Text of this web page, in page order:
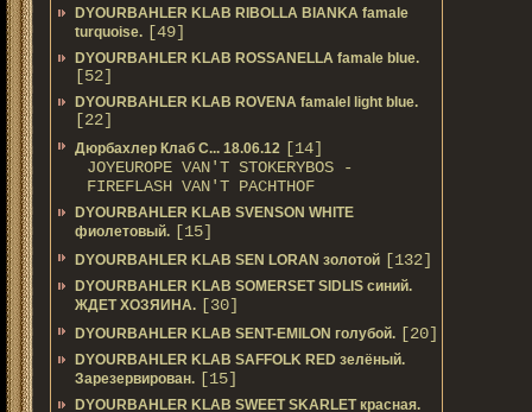
DYOURBAHLER KLAB RIBOLLA BIANKA famale
turquoise. [49]
DYOURBAHLER KLAB ROSSANELLA famale blue.
[52]
DYOURBAHLER KLAB ROVENA famalel light blue.
[22]
Дюрбахлер Клаб C... 18.06.12 [14]
JOYEUROPE VAN'T STOKERYBOS -
FIREFLASH VAN'T PACHTHOF
DYOURBAHLER KLAB SVENSON WHITE
фиолетовый. [15]
DYOURBAHLER KLAB SEN LORAN золотой [132]
DYOURBAHLER KLAB SOMERSET SIDLIS синий.
ЖДЕТ ХОЗЯИНА. [30]
DYOURBAHLER KLAB SENT-EMILON голубой. [20]
DYOURBAHLER KLAB SAFFOLK RED зелёный.
Зарезервирован. [15]
DYOURBAHLER KLAB SWEET SKARLET красная.